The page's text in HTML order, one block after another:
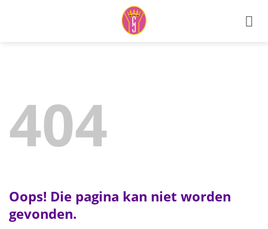
404
Oops! Die pagina kan niet worden
gevonden.